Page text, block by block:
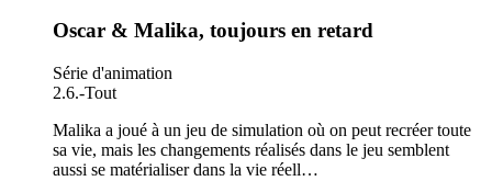
Oscar & Malika, toujours en retard
Série d'animation
2.6.-Tout
Malika a joué à un jeu de simulation où on peut recréer toute
sa vie, mais les changements réalisés dans le jeu semblent
aussi se matérialiser dans la vie réell…